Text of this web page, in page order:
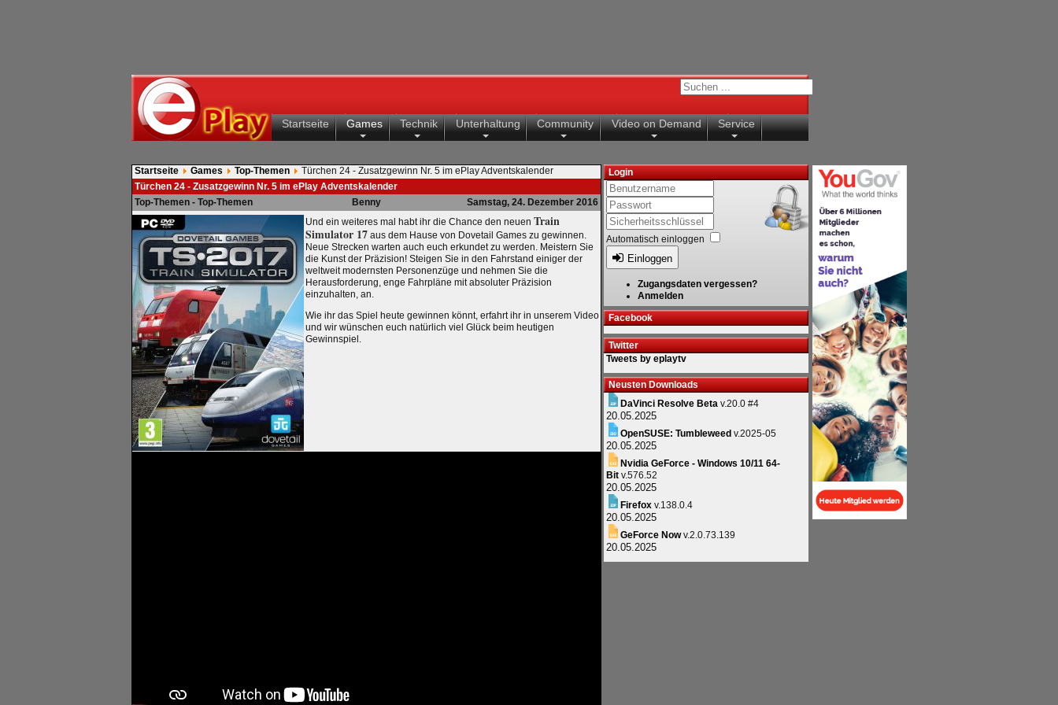
Startseite Games Technik Unterhaltung Community Video on Demand Service
Startseite Games Top-Themen
Türchen 24 - Zusatzgewinn Nr. 5 im ePlay Adventskalender
Türchen 24 - Zusatzgewinn Nr. 5 im ePlay Adventskalender
Top-Themen - Top-Themen
Benny
Samstag, 24. Dezember 2016
Und ein weiteres mal habt ihr die Chance den neuen Train
Simulator 17 aus dem Hause von Dovetail Games zu gewinnen.
Neue Strecken warten auch euch erkundet zu werden. Meistern Sie
die Kunst der Präzision! Steigen Sie in den Fahrstand einiger der
weltweit modernsten Personenzüge und nehmen Sie die
Herausforderung, enge Fahrpläne mit absoluter Präzision
einzuhalten, an.
Wie ihr das Spiel heute gewinnen könnt, erfahrt ihr in unserem Video
und wir wünschen euch natürlich viel Glück beim heutigen
Gewinnspiel.
Login
Automatisch einloggen
Einloggen
Zugangsdaten vergessen?
Anmelden
Facebook
Twitter
Tweets by eplaytv
Neusten Downloads
DaVinci Resolve Beta v.20.0 #4
20.05.2025
OpenSUSE: Tumbleweed v.2025-05
20.05.2025
Nvidia GeForce - Windows 10/11 64-
Bit v.576.52
20.05.2025
Firefox v.138.0.4
20.05.2025
GeForce Nowv.2.0.73.139
20.05.2025